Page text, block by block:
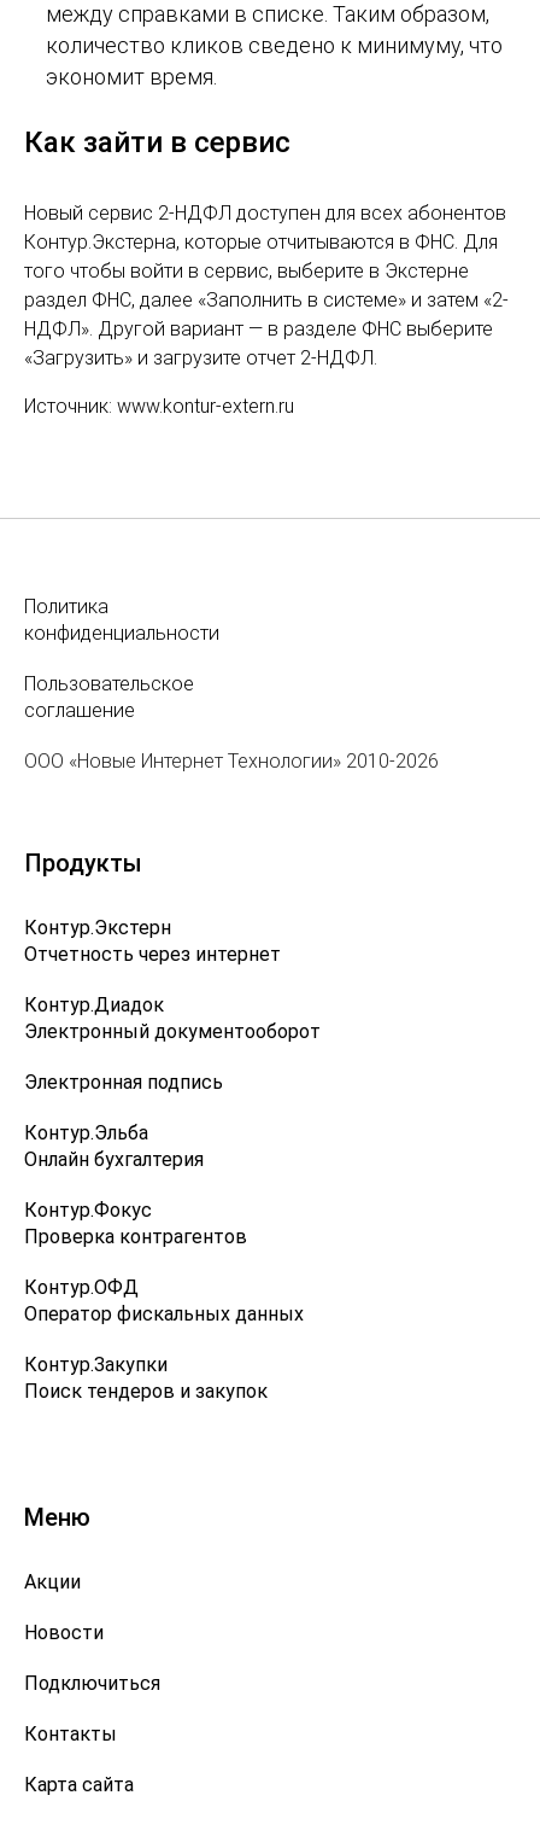
между справками в списке. Таким образом,
количество кликов сведено к минимуму, что
экономит время.
​Как зайти в сервис
Новый сервис 2-НДФЛ доступен для всех абонентов
Контур.Экстерна, которые отчитываются в ФНС. Для
того чтобы войти в сервис, выберите в Экстерне
раздел ФНС, далее «Заполнить в системе» и затем «2-
НДФЛ». Другой вариант — в разделе ФНС выберите
«Загрузить» и загрузите отчет 2-НДФЛ.
Источник: www.kontur-extern.ru
Политика
конфиденциальности
Пользовательское
соглашение
ООО «Новые Интернет Технологии» 2010-2026
Продукты
Контур.Экстерн
Отчетность через интернет
Контур.Диадок
Электронный документооборот
Электронная подпись
Контур.Эльба
Онлайн бухгалтерия
Контур.Фокус
Проверка контрагентов
Контур.ОФД
Оператор фискальных данных
Контур.Закупки
Поиск тендеров и закупок
Меню
Акции
Новости
Подключиться
Контакты
Карта сайта